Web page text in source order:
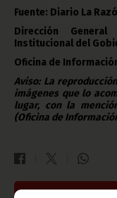
Fuente: Diario La
Dirección
Institucional del
Oficina de
Aviso: La
imágenes que lo
lugar, con la
(Oficina de